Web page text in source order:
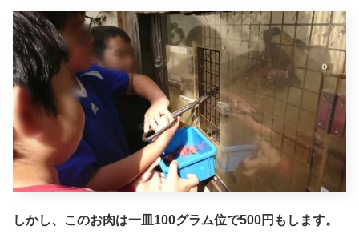
しかし、このお肉は一皿100グラム位で500円もします。